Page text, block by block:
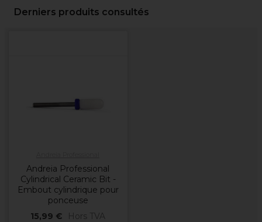
Derniers produits consultés
Andreia Professional
Cylindrical Ceramic Bit -
Embout cylindrique pour
ponceuse
15,99 €
Hors TVA